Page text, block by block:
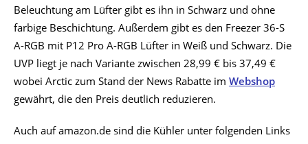
Beleuchtung am Lüfter gibt es ihn in Schwarz und ohne
farbige Beschichtung. Außerdem gibt es den Freezer 36-S
A-RGB mit P12 Pro A-RGB Lüfter in Weiß und Schwarz. Die
UVP liegt je nach Variante zwischen 28,99 € bis 37,49 €
wobei Arctic zum Stand der News Rabatte im Webshop
gewährt, die den Preis deutlich reduzieren.
Auch auf amazon.de sind die Kühler unter folgenden Links